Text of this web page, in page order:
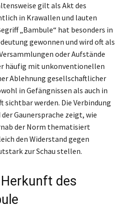
gilt als Akt des
in Krawallen und lauten
„Bambule“ hat besonders in
gewonnen und wird oft als
oder Aufstände
häufig mit unkonventionellen
Ablehnung gesellschaftlicher
in Gefängnissen als auch in
sichtbar werden. Die Verbindung
Gaunersprache zeigt, wie
der Norm thematisiert
den Widerstand gegen
zur Schau stellen.
des